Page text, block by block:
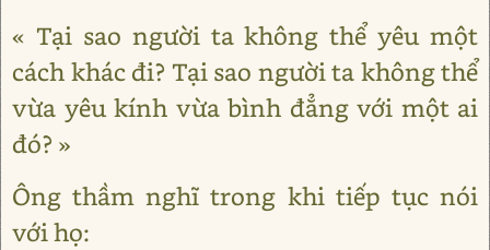
« Tại sao người ta không thể yêu một
cách khác đi? Tại sao người ta không thể
vừa yêu kính vừa bình đẳng với một ai
đó? »
Ông thầm nghĩ trong khi tiếp tục nói
với họ: